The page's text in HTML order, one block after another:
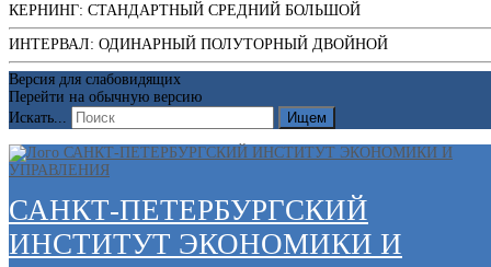
КЕРНИНГ: СТАНДАРТНЫЙ СРЕДНИЙ БОЛЬШОЙ
ИНТЕРВАЛ: ОДИНАРНЫЙ ПОЛУТОРНЫЙ ДВОЙНОЙ
Версия для слабовидящих
Перейти на обычную версию
Искать...
Ищем
САНКТ-ПЕТЕРБУРГСКИЙ
ИНСТИТУТ ЭКОНОМИКИ И